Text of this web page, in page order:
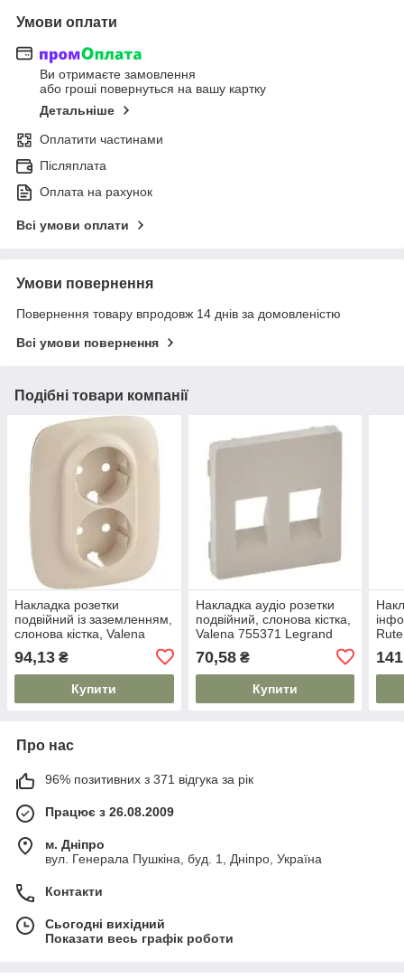
Умови оплати
Ви отримаєте замовлення
або гроші повернуться на вашу картку
Детальніше
Оплатити частинами
Післяплата
Оплата на рахунок
Всі умови оплати
Умови повернення
Повернення товару впродовж 14 днів за домовленістю
Всі умови повернення
Подібні товари компанії
Накладка розетки
подвійний із заземленням,
слонова кістка, Valena
94,13 ₴
Купити
Накладка аудіо розетки
подвійний, слонова кістка,
Valena 755371 Legrand
70,58₴
Купити
Про нас
96% позитивних з 371 відгука за рік
Працює з 26.08.2009
м. Дніпро
вул. Генерала Пушкіна, буд. 1, Дніпро, Україна
Контакти
Сьогодні вихідний
Показати весь графік роботи